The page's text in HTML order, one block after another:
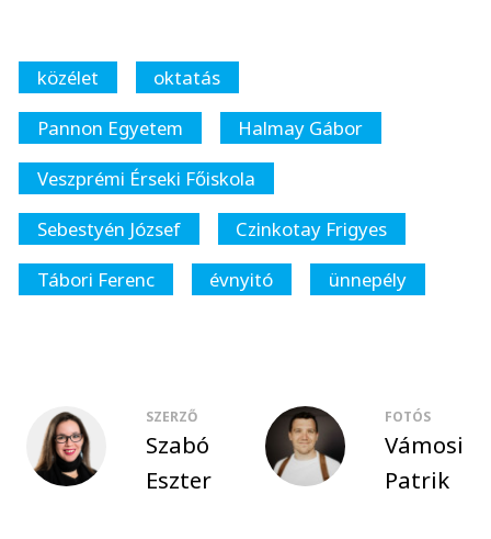
közélet
oktatás
Pannon Egyetem
Halmay Gábor
Veszprémi Érseki Főiskola
Sebestyén József
Czinkotay Frigyes
Tábori Ferenc
évnyitó ünnepély
SZERZŐ
Szabó
Eszter
FOTÓS
Vámosi
Patrik